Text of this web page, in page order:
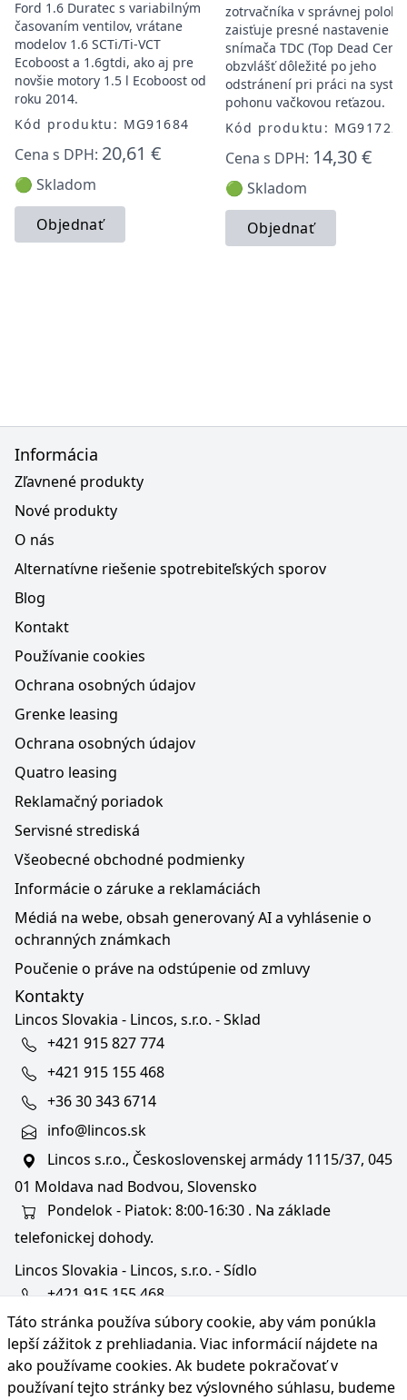
Ford 1.6 Duratec s variabilným
časovaním ventilov, vrátane
modelov 1.6 SCTi/Ti-VCT
Ecoboost a 1.6gtdi, ako aj pre
novšie motory 1.5 l Ecoboost od
roku 2014.
Kód produktu: MG91684
Cena s DPH: 20,61 €
🟢 Skladom
Objednať
zotrvačníka v správnej polohe
zaisťuje presné nastavenie
snímača TDC (Top Dead
obzvlášť dôležité po jeho
odstránení pri práci na
pohonu vačkovou reťazou.
Kód produktu: MG91722
Cena s DPH: 14,30 €
🟢 Skladom
Objednať
Táto stránka používa súbory cookie, aby vám ponúkla
lepší zážitok z prehliadania. Viac informácií nájdete na
ako používame cookies. Ak budete pokračovať v
používaní tejto stránky bez výslovného súhlasu, budeme
Informácia
Zľavnené produkty
Nové produkty
O nás
Alternatívne riešenie spotrebiteľských sporov
Blog
Kontakt
Používanie cookies
Ochrana osobných údajov
Grenke leasing
Ochrana osobných údajov
Quatro leasing
Reklamačný poriadok
Servisné strediská
Všeobecné obchodné podmienky
Informácie o záruke a reklamáciách
Médiá na webe, obsah generovaný AI a vyhlásenie o
ochranných známkach
Poučenie o práve na odstúpenie od zmluvy
Kontakty
Lincos Slovakia - Lincos, s.r.o. - Sklad
+421 915 827 774
+421 915 155 468
+36 30 343 6714
info@lincos.sk
Lincos s.r.o., Československej armády 1115/37, 045
01 Moldava nad Bodvou, Slovensko
Pondelok - Piatok: 8:00-16:30 . Na základe
telefonickej dohody.
Lincos Slovakia - Lincos, s.r.o. - Sídlo
+421 915 155 468
+36/30 343 6714
bratislava@lincos.sk
Lincos s.r.o., Rustaveliho 4, 831 06 Bratislava - m. č.